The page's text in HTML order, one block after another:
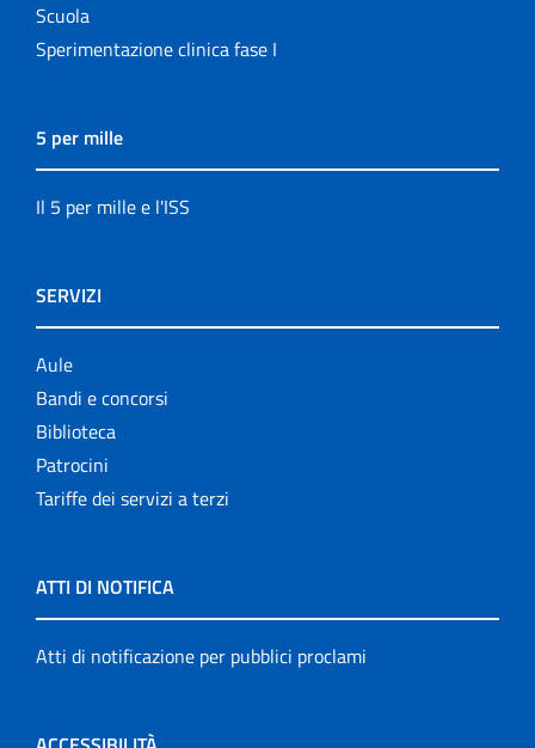
Scuola
Sperimentazione clinica fase I
5 per mille
Il 5 per mille e l'ISS
SERVIZI
Aule
Bandi e concorsi
Biblioteca
Patrocini
Tariffe dei servizi a terzi
ATTI DI NOTIFICA
Atti di notificazione per pubblici proclami